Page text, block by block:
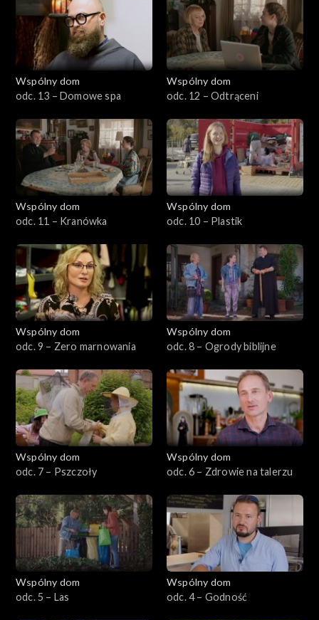
Wspólny dom
odc. 13 – Domowe spa
Wspólny dom
odc. 12 – Odtrąceni
Wspólny dom
odc. 11 – Kranówka
Wspólny dom
odc. 10 – Plastik
Wspólny dom
odc. 9 – Zero marnowania
Wspólny dom
odc. 8 – Ogrody biblijne
Wspólny dom
odc. 7 – Pszczoły
Wspólny dom
odc. 6 – Zdrowie na talerzu
Wspólny dom
odc. 5 – Las
Wspólny dom
odc. 4 – Godność